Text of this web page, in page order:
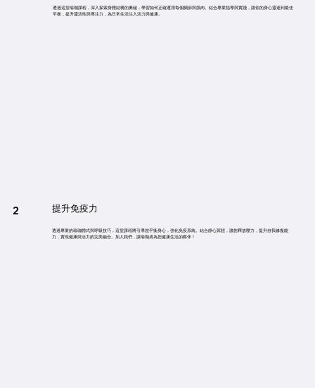
透過這堂瑜珈課程，深入探索身體結構的奧秘，學習如何正確運用每個關節與肌肉。結合專業指導與實踐，讓你的身心靈達到最佳
平衡，提升靈活性與專注力，為日常生活注入活力與健康。
2
透過專業的瑜珈體式與呼吸技巧，這堂課程將引導您平衡身心，強化免疫系統。結合靜心冥想，讓您釋放壓力，提升自我修復能
力，實現健康與活力的完美融合。加入我們，讓瑜珈成為您健康生活的夥伴！
提升免疫力